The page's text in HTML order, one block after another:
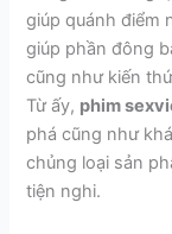
giúp quánh điểm
giúp phần đông
cũng như kiến
Từ ấy, phim
phá cũng như
chủng loại sản
tiện nghi.